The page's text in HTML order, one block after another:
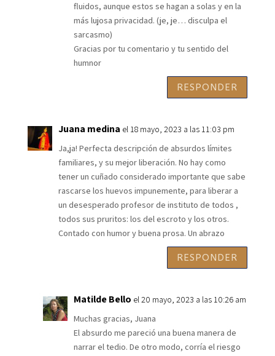
fluidos, aunque estos se hagan a solas y en la
más lujosa privacidad. (je, je… disculpa el
sarcasmo)
Gracias por tu comentario y tu sentido del
humnor
RESPONDER
Juana medina el 18 mayo, 2023 a las 11:03 pm
Ja,ja! Perfecta descripción de absurdos límites
familiares, y su mejor liberación. No hay como
tener un cuñado considerado importante que sabe
rascarse los huevos impunemente, para liberar a
un desesperado profesor de instituto de todos ,
todos sus pruritos: los del escroto y los otros.
Contado con humor y buena prosa. Un abrazo
RESPONDER
Matilde Bello el 20 mayo, 2023 a las 10:26 am
Muchas gracias, Juana
El absurdo me pareció una buena manera de
narrar el tedio. De otro modo, corría el riesgo